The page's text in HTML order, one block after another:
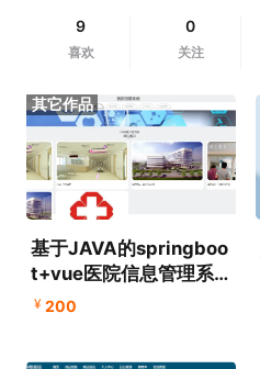
9
喜欢
0
关注
基于JAVA的springboo
t+vue医院信息管理系
统、医院挂号管理系
¥ 200